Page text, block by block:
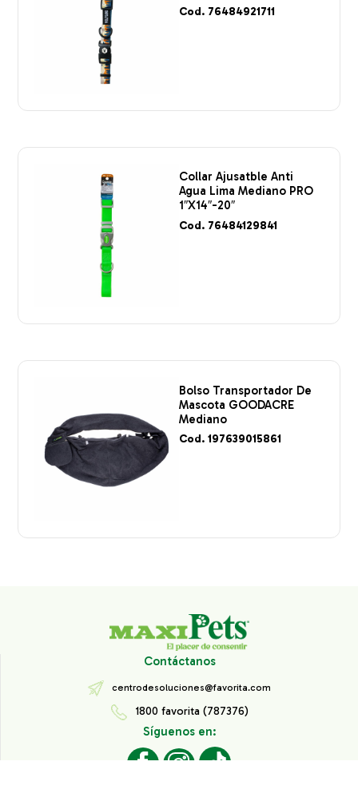
Cod. 76484921711
Collar Ajusatble Anti
Agua Lima Mediano PRO
1″X14″-20″
Cod. 76484129841
Bolso Transportador De
Mascota GOODACRE
Mediano
Cod. 197639015861
Contáctanos
centrodesoluciones@favorita.com
1800 favorita (787376)
Síguenos en: